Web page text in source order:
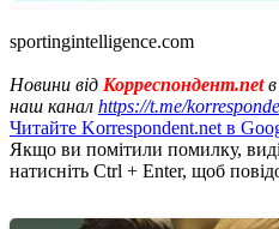
sportingintelligence.com
Новини від Корреспондент.net
наш канал https://t.me/
Читайте Korrespondent.net в
Якщо ви помітили помилку,
натисніть Ctrl + Enter, щоб